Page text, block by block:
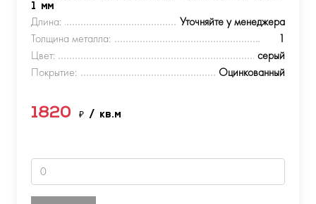
1 мм
Длина:
Уточняйте у менеджера
Толщина металла:
1
Цвет:
серый
Покрытие:
Оцинкованный
1820 ₽ / кв.м